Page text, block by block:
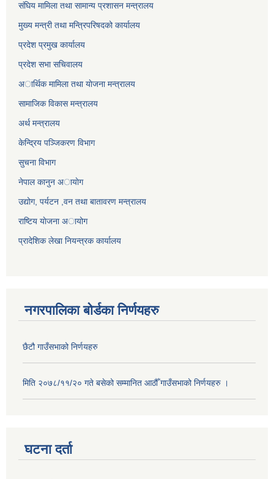
संघिय मामिला तथा सामान्य प्रशासन मन्त्रालय
मुख्य मन्त्री तथा मन्त्रिपरिषदको कार्यालय
प्रदेश प्रमुख कार्यालय
प्रदेश सभा सचिवालय
अार्थिक मामिला तथा याेजना मन्त्रालय
सामाजिक विकास मन्त्रालय
अर्थ मन्त्रालय
केन्द्रिय पञ्जिकरण विभाग
सुचना विभाग
नेपाल कानुन अायाेग
उद्योग, पर्यटन ,वन तथा बातावरण मन्त्रालय
राष्टिय याेजना अायोग
प्रादेशिक लेखा नियन्त्रक कार्यालय
नगरपालिका बोर्डका निर्णयहरु
छैटौ गाउँसभाको निर्णयहरु
मिति २०७८/११/२० गते बसेको सम्मानित आठौँ गाउँसभाको निर्णयहरु ।
घटना दर्ता